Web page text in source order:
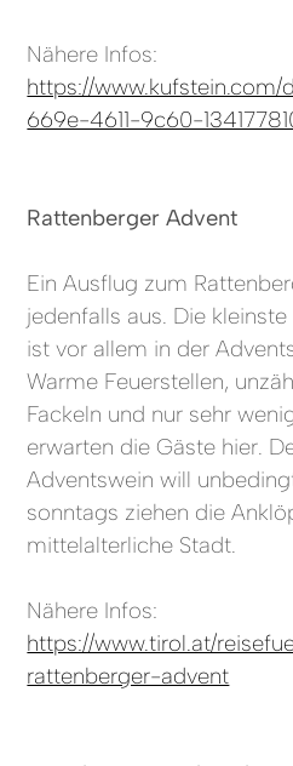
Nähere Infos:
https://www.kufstein.com/
669e-4611-9c60-
Rattenberger Advent
Ein Ausflug zum
jedenfalls aus. Die
ist vor allem in der
Warme Feuerstellen,
Fackeln und nur sehr
erwarten die Gäste hier.
Adventswein will
sonntags ziehen die
mittelalterliche Stadt.
Nähere Infos:
https://www.tirol.at/
rattenberger-advent